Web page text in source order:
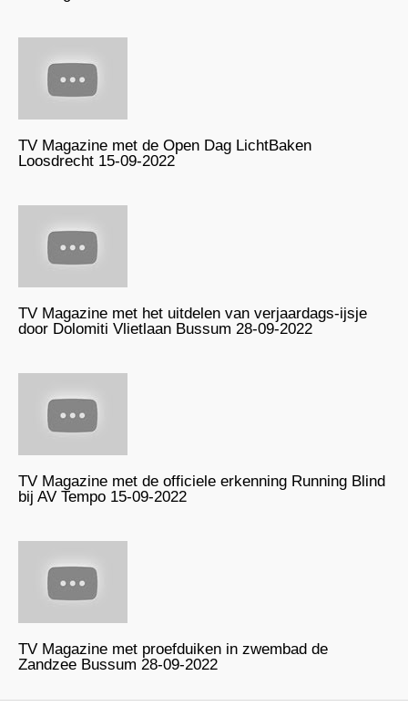
TV Magazine met de Open Dag LichtBaken
Loosdrecht 15-09-2022
TV Magazine met het uitdelen van verjaardags-ijsje
door Dolomiti Vlietlaan Bussum 28-09-2022
TV Magazine met de officiele erkenning Running Blind
bij AV Tempo 15-09-2022
TV Magazine met proefduiken in zwembad de
Zandzee Bussum 28-09-2022